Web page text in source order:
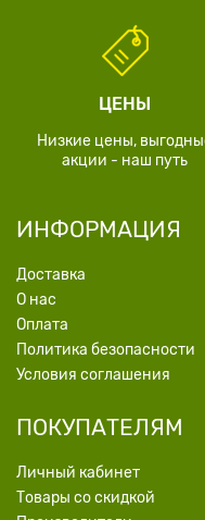
ЦЕНЫ
Низкие цены,
акции - наш путь
ИНФОРМАЦИЯ
Доставка
О нас
Оплата
Политика безопасности
Условия соглашения
ПОКУПАТЕЛЯМ
Личный кабинет
Товары со скидкой